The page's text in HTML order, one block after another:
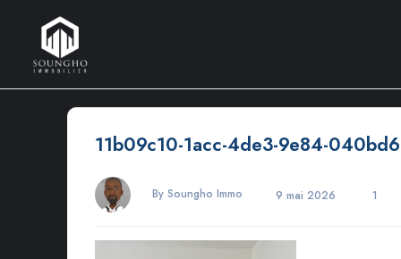
11b09c10-1acc-4de3-9e84-
By Soungho Immo 9 mai 2026 1